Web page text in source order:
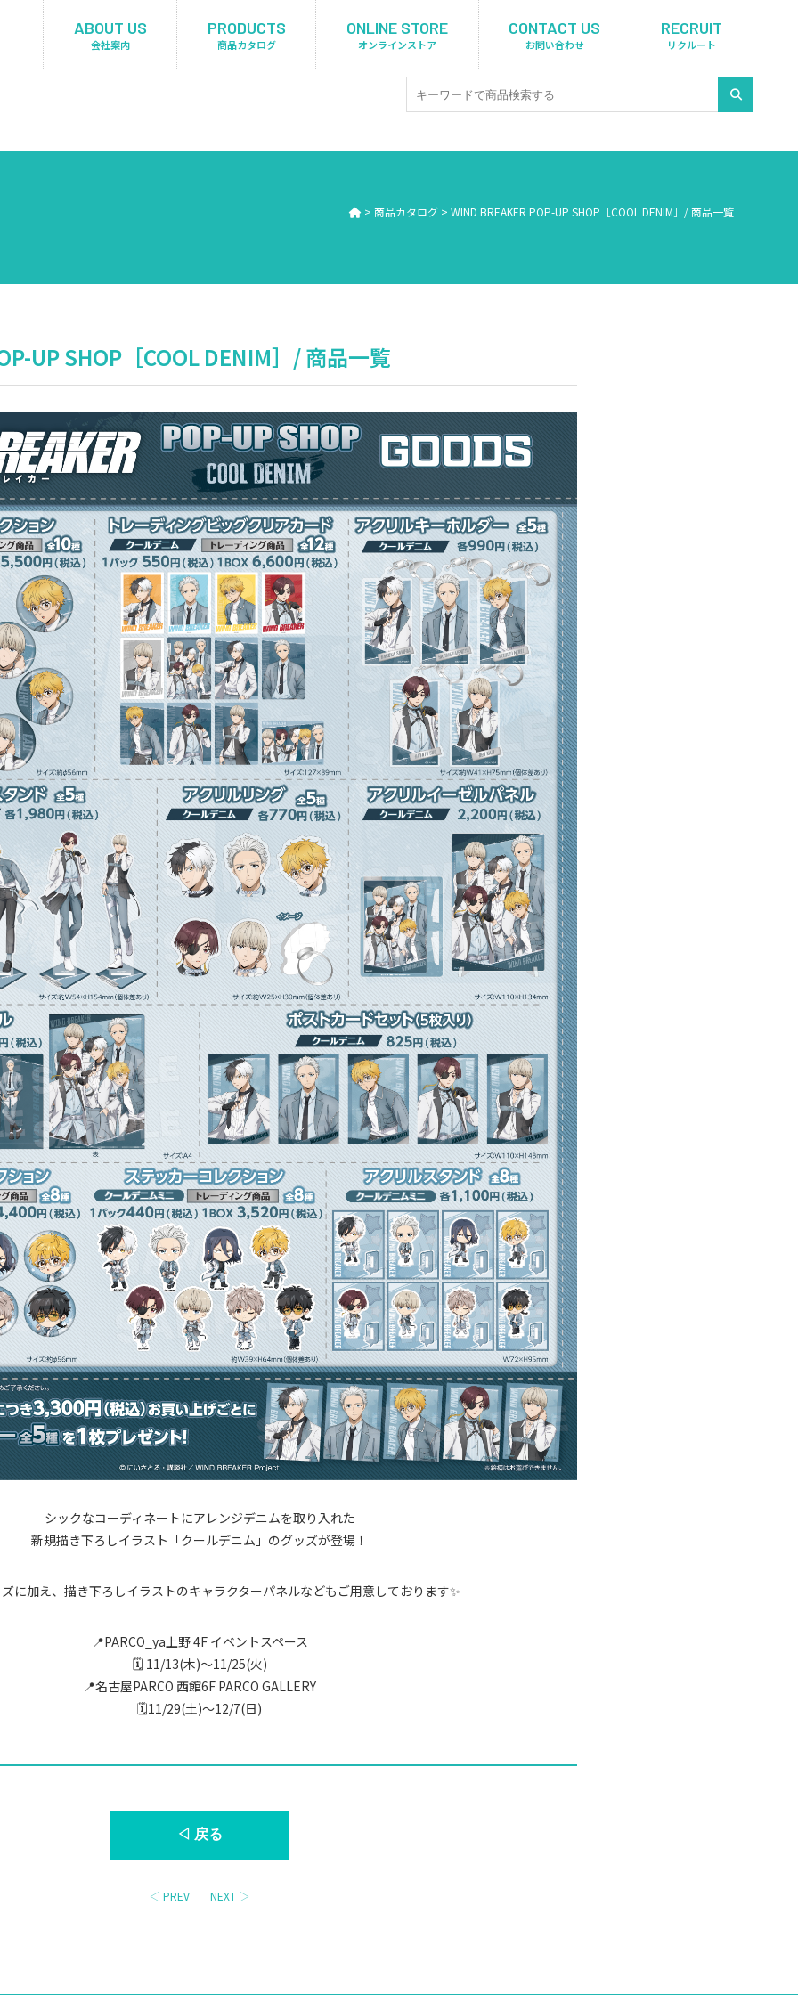
ABOUT US
会社案内
PRODUCTS
商品カタログ
ONLINE STORE
オンラインストア
CONTACT US
お問い合わせ
RECRUIT
リクルート
> 商品カタログ > WIND BREAKER POP-UP SHOP［COOL DENIM］/ 商品一覧
UP SHOP［COOL DENIM］/ 商品一覧
シックなコーディネートにアレンジデニムを取り入れた
新規描き下ろしイラスト「クールデニム」のグッズが登場！
に加え、描き下ろしイラストのキャラクターパネルなどもご用意しております✨
📍PARCO_ya上野 4F イベントスペース
🗓️ 11/13(木)〜11/25(火)
📍名古屋PARCO 西館6F PARCO GALLERY
🗓️11/29(土)〜12/7(日)
◁ 戻る
◁ PREV NEXT ▷